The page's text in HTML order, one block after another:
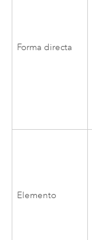
Forma directa
Elemento